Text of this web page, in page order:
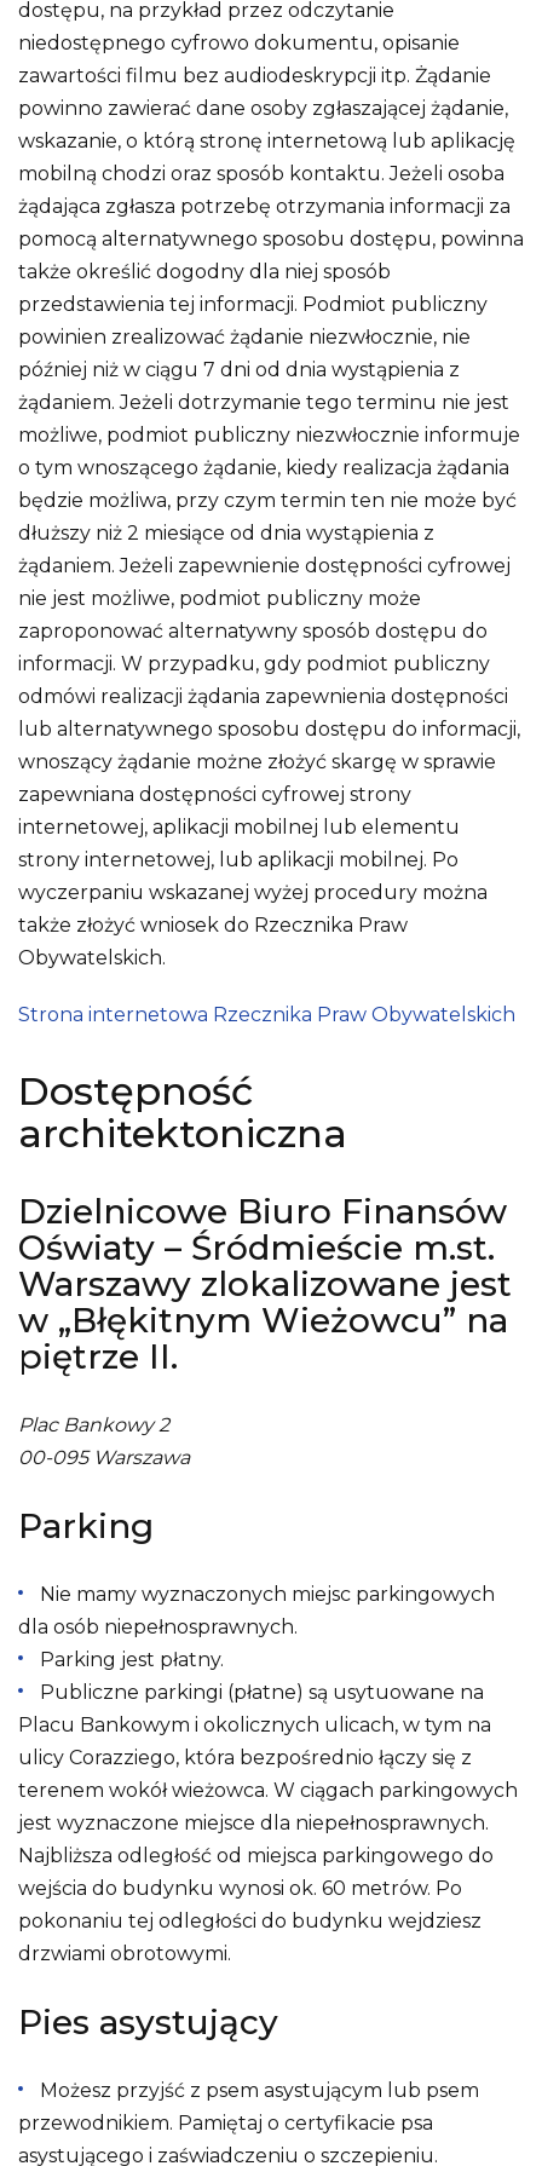
dostępu, na przykład przez odczytanie
niedostępnego cyfrowo dokumentu, opisanie
zawartości filmu bez audiodeskrypcji itp. Żądanie
powinno zawierać dane osoby zgłaszającej żądanie,
wskazanie, o którą stronę internetową lub aplikację
mobilną chodzi oraz sposób kontaktu. Jeżeli osoba
żądająca zgłasza potrzebę otrzymania informacji za
pomocą alternatywnego sposobu dostępu, powinna
także określić dogodny dla niej sposób
przedstawienia tej informacji. Podmiot publiczny
powinien zrealizować żądanie niezwłocznie, nie
później niż w ciągu 7 dni od dnia wystąpienia z
żądaniem. Jeżeli dotrzymanie tego terminu nie jest
możliwe, podmiot publiczny niezwłocznie informuje
o tym wnoszącego żądanie, kiedy realizacja żądania
będzie możliwa, przy czym termin ten nie może być
dłuższy niż 2 miesiące od dnia wystąpienia z
żądaniem. Jeżeli zapewnienie dostępności cyfrowej
nie jest możliwe, podmiot publiczny może
zaproponować alternatywny sposób dostępu do
informacji. W przypadku, gdy podmiot publiczny
odmówi realizacji żądania zapewnienia dostępności
lub alternatywnego sposobu dostępu do informacji,
wnoszący żądanie możne złożyć skargę w sprawie
zapewniana dostępności cyfrowej strony
internetowej, aplikacji mobilnej lub elementu
strony internetowej, lub aplikacji mobilnej. Po
wyczerpaniu wskazanej wyżej procedury można
także złożyć wniosek do Rzecznika Praw
Obywatelskich.
Strona internetowa Rzecznika Praw Obywatelskich
Dostępność
architektoniczna
Dzielnicowe Biuro Finansów
Oświaty – Śródmieście m.st.
Warszawy zlokalizowane jest
w „Błękitnym Wieżowcu” na
piętrze II.
Plac Bankowy 2
00-095 Warszawa
Parking
Nie mamy wyznaczonych miejsc parkingowych
dla osób niepełnosprawnych.
Parking jest płatny.
Publiczne parkingi (płatne) są usytuowane na
Placu Bankowym i okolicznych ulicach, w tym na
ulicy Corazziego, która bezpośrednio łączy się z
terenem wokół wieżowca. W ciągach parkingowych
jest wyznaczone miejsce dla niepełnosprawnych.
Najbliższa odległość od miejsca parkingowego do
wejścia do budynku wynosi ok. 60 metrów. Po
pokonaniu tej odległości do budynku wejdziesz
drzwiami obrotowymi.
Pies asystujący
Możesz przyjść z psem asystującym lub psem
przewodnikiem. Pamiętaj o certyfikacie psa
asystującego i zaświadczeniu o szczepieniu.